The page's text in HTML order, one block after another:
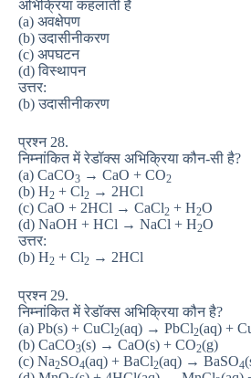
अभिक्रिया कहलाती है
(a) अवक्षेपण
(b) उदासीनीकरण
(c) अपघटन
(d) विस्थापन
उत्तर:
(b) उदासीनीकरण
प्रश्न 28.
निम्नांकित में रेडॉक्स अभिक्रिया कौन-सी है?
(a) CaCO3 → CaO + CO2
(b) H2 + Cl2 → 2HCl
(c) CaO + 2HCl → CaCl2 + H2O
(d) NaOH + HCl → NaCl + H2O
उत्तर:
(b) H2 + Cl2 → 2HCl
प्रश्न 29.
निम्नांकित में रेडॉक्स अभिक्रिया कौन है?
(a) Pb(s) + CuCl2(aq) → PbCl2(aq) +
(b) CaCO3(s) → CaO(s) + CO2(g)
(c) Na2SO4(aq) + BaCl2(aq) → BaSO4